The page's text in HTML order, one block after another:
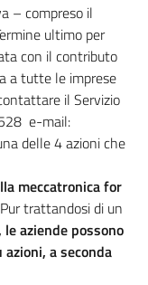
– compreso il
ultimo per
con il contributo
a tutte le imprese
il Servizio
e-mail:
delle 4 azioni che
meccatronica for
Pur trattandosi di un
le aziende possono
a seconda